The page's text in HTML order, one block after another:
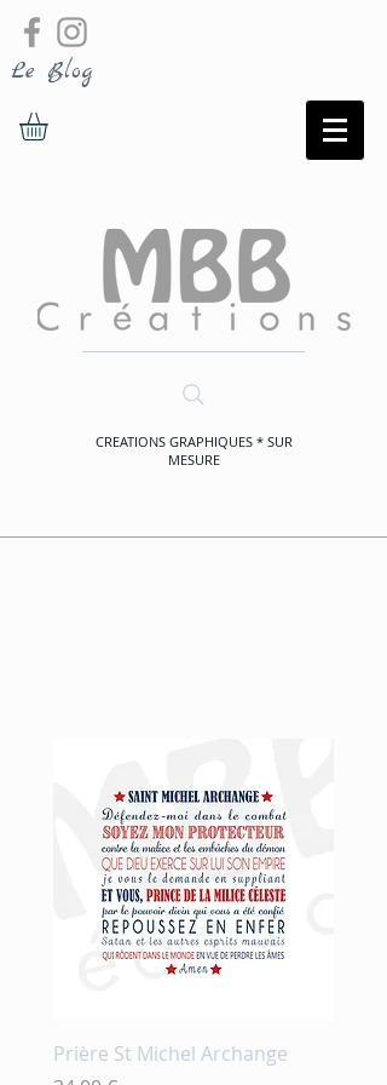
Le Blog
CREATIONS GRAPHIQUES * SUR
MESURE
Prière St Michel Archange